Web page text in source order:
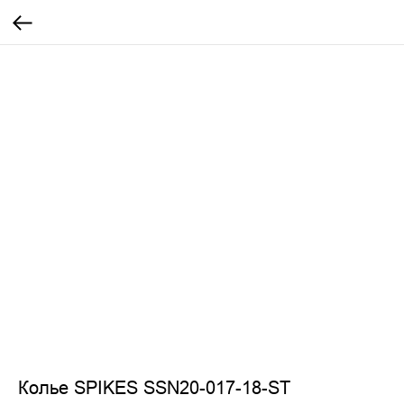
Колье SPIKES SSN20-017-18-ST